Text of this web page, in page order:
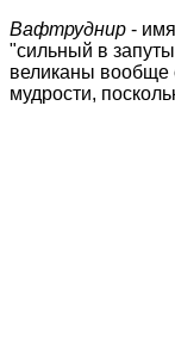
Вафтруднир -
"сильный в
великаны вообще
мудрости,